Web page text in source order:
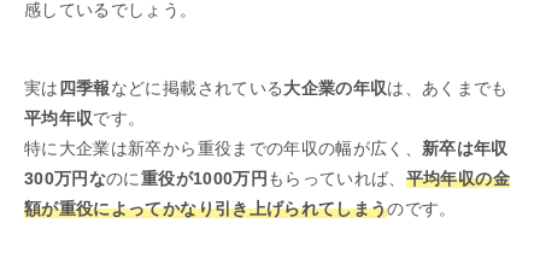
感しているでしょう。
実は 四季報などに掲載されている大企業の年収は、あくまでも
平均年収です。
特に大企業は新卒から重役までの年収の幅が広く、 新卒は年収
300万円なのに重役が1000万円 もらっていれば、 平均年収の金
額が重役によってかなり引き上げられてしまうのです。